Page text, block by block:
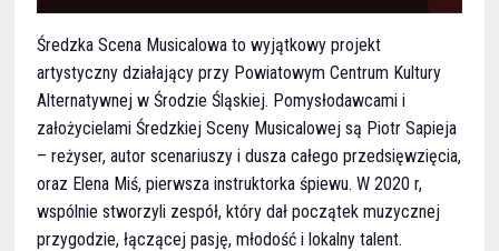
Średzka Scena Musicalowa to wyjątkowy projekt
artystyczny działający przy Powiatowym Centrum Kultury
Alternatywnej w Środzie Śląskiej. Pomysłodawcami i
założycielami Średzkiej Sceny Musicalowej są Piotr Sapieja
– reżyser, autor scenariuszy i dusza całego przedsięwzięcia,
oraz Elena Miś, pierwsza instruktorka śpiewu. W 2020 r,
wspólnie stworzyli zespół, który dał początek muzycznej
przygodzie, łączącej pasję, młodość i lokalny talent.